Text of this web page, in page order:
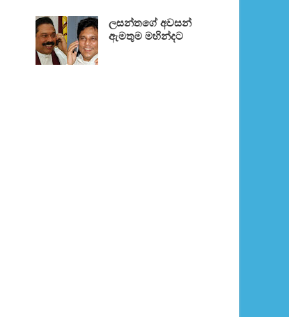
ලසන්තගේ අවසන්
ඇමතුම මහින්දට